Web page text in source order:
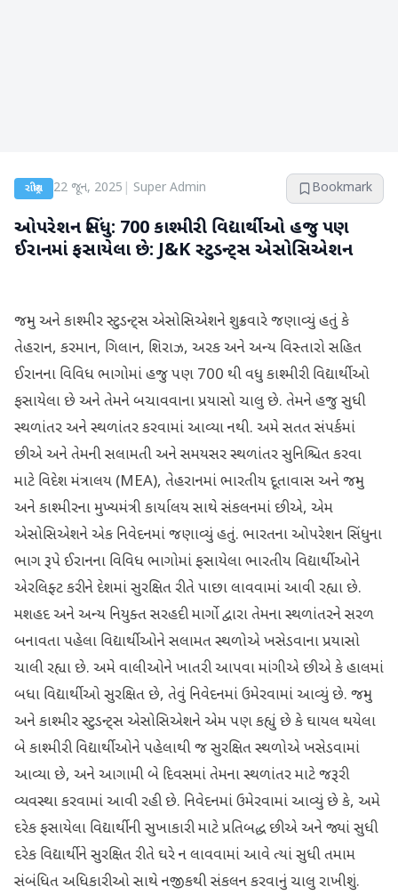
રાષ્ટ્રીય 22 જૂન, 2025 Super Admin Bookmark
ઓપરેશન સિંધુ: 700 કાશ્મીરી વિદ્યાર્થીઓ હજુ પણ
ઈરાનમાં ફસાયેલા છે: J&K સ્ટુડન્ટ્સ એસોસિએશન
જમ્મુ અને કાશ્મીર સ્ટુડન્ટ્સ એસોસિએશને શુક્રવારે જણાવ્યું હતું કે
તેહરાન, કરમાન, ગિલાન, શિરાઝ, અરક અને અન્ય વિસ્તારો સહિત
ઈરાનના વિવિધ ભાગોમાં હજુ પણ 700 થી વધુ કાશ્મીરી વિદ્યાર્થીઓ
ફસાયેલા છે અને તેમને બચાવવાના પ્રયાસો ચાલુ છે. તેમને હજુ સુધી
સ્થળાંતર અને સ્થળાંતર કરવામાં આવ્યા નથી. અમે સતત સંપર્કમાં
છીએ અને તેમની સલામતી અને સમયસર સ્થળાંતર સુનિશ્ચિત કરવા
માટે વિદેશ મંત્રાલય (MEA), તેહરાનમાં ભારતીય દૂતાવાસ અને જમ્મુ
અને કાશ્મીરના મુખ્યમંત્રી કાર્યાલય સાથે સંકલનમાં છીએ, એમ
એસોસિએશને એક નિવેદનમાં જણાવ્યું હતું. ભારતના ઓપરેશન સિંધુના
ભાગ રૂપે ઈરાનના વિવિધ ભાગોમાં ફસાયેલા ભારતીય વિદ્યાર્થીઓને
એરલિફ્ટ કરીને દેશમાં સુરક્ષિત રીતે પાછા લાવવામાં આવી રહ્યા છે.
મશહદ અને અન્ય નિયુક્ત સરહદી માર્ગો દ્વારા તેમના સ્થળાંતરને સરળ
બનાવતા પહેલા વિદ્યાર્થીઓને સલામત સ્થળોએ ખસેડવાના પ્રયાસો
ચાલી રહ્યા છે. અમે વાલીઓને ખાતરી આપવા માંગીએ છીએ કે હાલમાં
બધા વિદ્યાર્થીઓ સુરક્ષિત છે, તેવું નિવેદનમાં ઉમેરવામાં આવ્યું છે. જમ્મુ
અને કાશ્મીર સ્ટુડન્ટ્સ એસોસિએશને એમ પણ કહ્યું છે કે ઘાયલ થયેલા
બે કાશ્મીરી વિદ્યાર્થીઓને પહેલાથી જ સુરક્ષિત સ્થળોએ ખસેડવામાં
આવ્યા છે, અને આગામી બે દિવસમાં તેમના સ્થળાંતર માટે જરૂરી
વ્યવસ્થા કરવામાં આવી રહી છે. નિવેદનમાં ઉમેરવામાં આવ્યું છે કે, અમે
દરેક ફસાયેલા વિદ્યાર્થીની સુખાકારી માટે પ્રતિબદ્ધ છીએ અને જ્યાં સુધી
દરેક વિદ્યાર્થીને સુરક્ષિત રીતે ઘરે ન લાવવામાં આવે ત્યાં સુધી તમામ
સંબંધિત અધિકારીઓ સાથે નજીકથી સંકલન કરવાનું ચાલુ રાખીશું.